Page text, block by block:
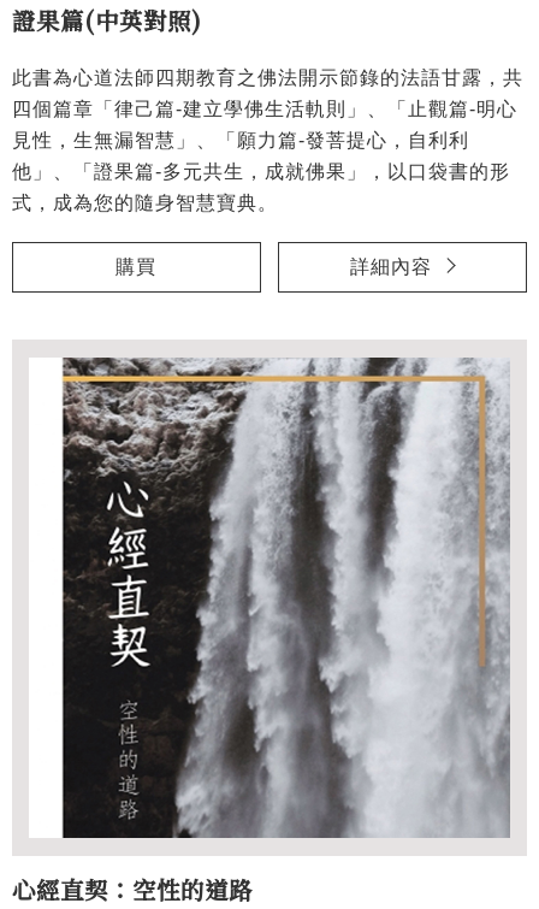
證果篇(中英對照)
此書為心道法師四期教育之佛法開示節錄的法語甘露，共
四個篇章「律己篇-建立學佛生活軌則」、「止觀篇-明心
見性，生無漏智慧」、「願力篇-發菩提心，自利利
他」、「證果篇-多元共生，成就佛果」，以口袋書的形
式，成為您的隨身智慧寶典。
購買 詳細內容
心經直契：空性的道路